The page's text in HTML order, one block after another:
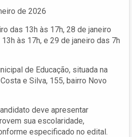
de 2026
das 13h às 17h, 28 de janeiro
às 17h, e 29 de janeiro das 7h
de Educação, situada na
e Silva, 155, bairro Novo
deve apresentar
sua escolaridade,
especificado no edital.